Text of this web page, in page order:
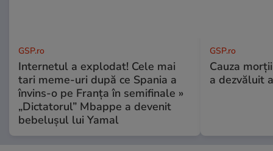
GSP.ro
Internetul a explodat! Cele mai
tari meme-uri după ce Spania a
învins-o pe Franța în semifinale »
„Dictatorul” Mbappe a devenit
bebelușul lui Yamal
GSP.ro
Cauza
a dezvăluit